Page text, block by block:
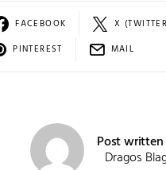
FACEBOOK
X
PINTEREST
MAIL
Post written
Dragos